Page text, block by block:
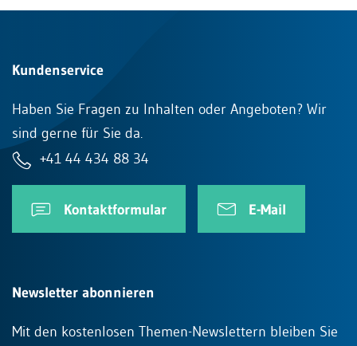
Kundenservice
Haben Sie Fragen zu Inhalten oder Angeboten? Wir
sind gerne für Sie da.
+41 44 434 88 34
Kontaktformular E-Mail
Newsletter abonnieren
Mit den kostenlosen Themen-Newslettern bleiben Sie